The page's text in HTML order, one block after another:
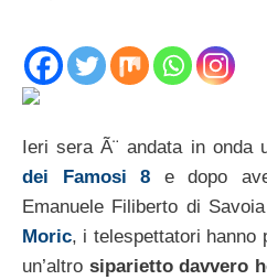
Ieri sera Ã¨ andata in onda
dei Famosi 8 e dopo
Emanuele Filiberto di
Moric, i telespettatori hanno
un’altro siparietto davvero